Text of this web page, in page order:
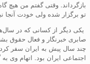
بازگرداند. وقتی گفتم من هیچ
تو برگزار شده ولی خودت آنجا
یکی دیگر از کسانی که در
چند سال پیش به ایران سفر
اجتماعی ایران بود. اتهام وی